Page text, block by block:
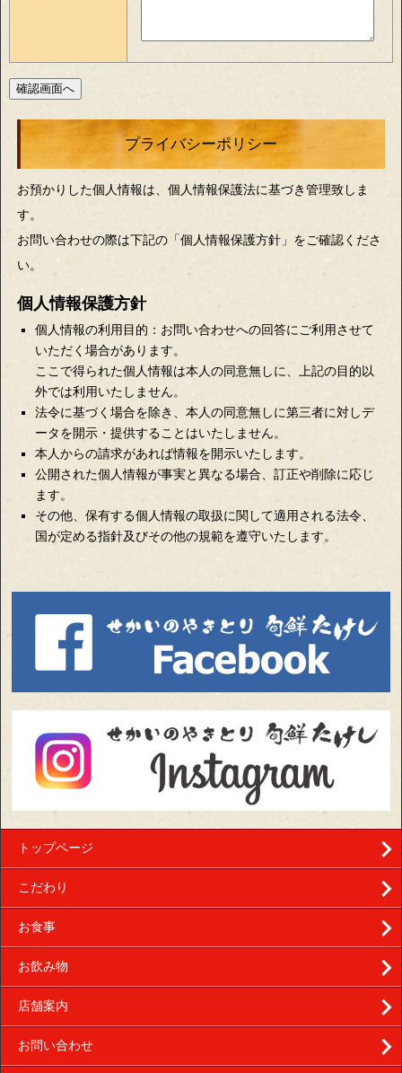
プライバシーポリシー
お預かりした個人情報は、個人情報保護法に基づき管理致しま
す。
お問い合わせの際は下記の「個人情報保護方針」をご確認くださ
い。
個人情報保護方針
個人情報の利用目的：お問い合わせへの回答にご利用させて
いただく場合があります。
ここで得られた個人情報は本人の同意無しに、上記の目的以
外では利用いたしません。
法令に基づく場合を除き、本人の同意無しに第三者に対しデ
ータを開示・提供することはいたしません。
本人からの請求があれば情報を開示いたします。
公開された個人情報が事実と異なる場合、訂正や削除に応じ
ます。
その他、保有する個人情報の取扱に関して適用される法令、
国が定める指針及びその他の規範を遵守いたします。
トップページ
こだわり
お食事
お飲み物
店舗案内
お問い合わせ